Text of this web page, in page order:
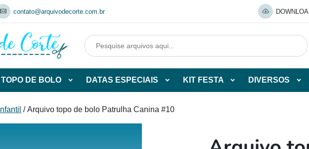
contato@arquivodecorte.com.br
TOPO DE BOLO
de
DATAS ESPECIAIS
de
KIT FESTA DIVERSOS
Infantil / Arquivo topo de bolo Patrulha Canina #10